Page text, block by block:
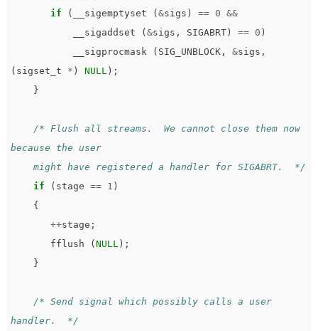
if
( __sigemptyset ( &sigs ) == 0 &&
__sigaddset
( &sigs , SIGABRT ) == 0 )
__sigprocmask
( SIG_UNBLOCK , &sigs ,
( sigset_t * ) NULL );
}
/* Flush all streams.  We cannot close them now
because the user
    might have registered a handler for SIGABRT.  */
if
( stage == 1 )
{
++stage ;
fflush
( NULL );
}
/* Send signal which possibly calls a user
handler.  */